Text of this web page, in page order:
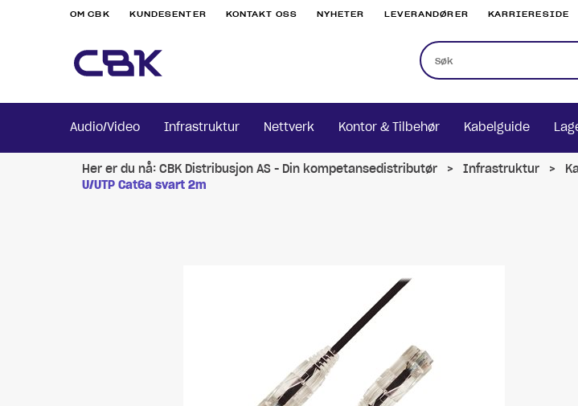
OM CBK KUNDESENTER KONTAKT OSS NYHETER LEVERANDØRER KARRIERESIDE
Audio/Video Infrastruktur Nettverk Kontor & Tilbehør Kabelguide
Her er du nå: CBK Distribusjon AS - Din kompetansedistributør > Infrastruktur >
U/UTP Cat6a svart 2m